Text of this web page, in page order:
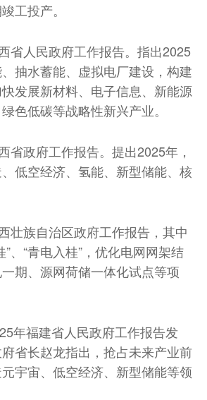
工投产。
省人民政府工作报告。指出2025
抽水蓄能、虚拟电厂建设，构建
发展新材料、电子信息、新能源
色低碳等战略性新兴产业。
省政府工作报告。提出2025年，
低空经济、氢能、新型储能、核
壮族自治区政府工作报告，其中
、“青电入桂”，优化电网网架结
期、源网荷储一体化试点等项
年福建省人民政府工作报告发
省长赵龙指出，抢占未来产业前
宇宙、低空经济、新型储能等领